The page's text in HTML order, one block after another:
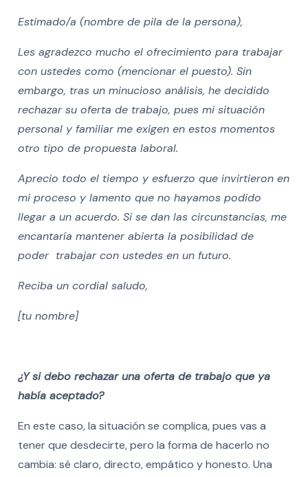
Estimado/a (nombre de pila de la persona),
Les agradezco mucho el ofrecimiento para trabajar
con ustedes como (mencionar el puesto). Sin
embargo, tras un minucioso análisis, he decidido
rechazar su oferta de trabajo, pues mi situación
personal y familiar me exigen en estos momentos
otro tipo de propuesta laboral.
Aprecio todo el tiempo y esfuerzo que invirtieron en
mi proceso y lamento que no hayamos podido
llegar a un acuerdo. Si se dan las circunstancias, me
encantaría mantener abierta la posibilidad de
poder trabajar con ustedes en un futuro.
Reciba un cordial saludo,
[tu nombre]
¿Y si debo rechazar una oferta de trabajo que ya
había aceptado?
En este caso, la situación se complica, pues vas a
tener que desdecirte, pero la forma de hacerlo no
cambia: sé claro, directo, empático y honesto. Una